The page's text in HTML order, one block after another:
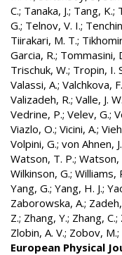
C.; Tanaka, J.; Tang, K.;
G.; Telnov, V. I.;
Tiirakari, M. T.;
Garcia, R.; Tommasini,
Trischuk, W.; Tropin, I.
Valassi, A.; Valchkova, F.
Valizadeh, R.; Valle, J.
Vedrine, P.; Velev, G.;
Viazlo, O.; Vicini, A.;
Volpini, G.; von Ahnen, J.
Watson, T. P.; Watson,
Wilkinson, G.; Williams,
Yang, G.; Yang, H. J.;
Zaborowska, A.;
Z.; Zhang, Y.; Zhang, C.;
Zlobin, A. V.; Zobov, M.;
European Physical